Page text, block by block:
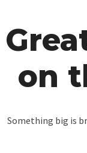
on
Something big is